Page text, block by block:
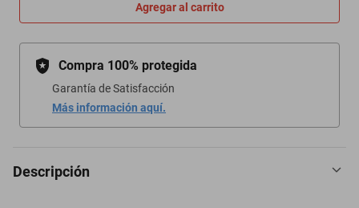
Agregar al carrito
Compra 100% protegida
Garantía de Satisfacción
Más información aquí.
Descripción